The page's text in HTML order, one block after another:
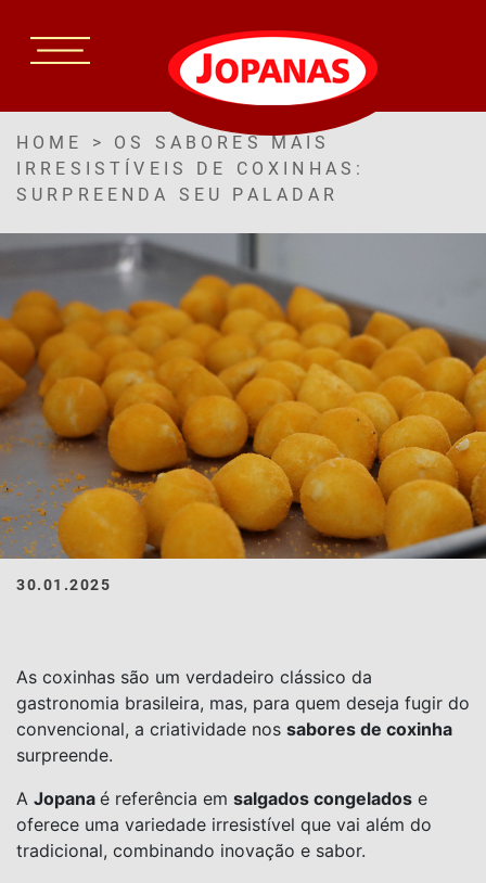
HOME > OS SABORES MAIS
IRRESISTÍVEIS DE COXINHAS:
SURPREENDA SEU PALADAR
30.01.2025
As coxinhas são um verdadeiro clássico da
gastronomia brasileira, mas, para quem deseja fugir do
convencional, a criatividade nos sabores de coxinha
surpreende.
A Jopana é referência em salgados congelados e
oferece uma variedade irresistível que vai além do
tradicional, combinando inovação e sabor.